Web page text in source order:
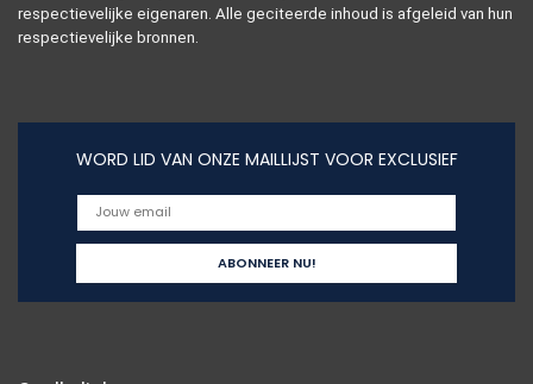
respectievelijke eigenaren. Alle geciteerde inhoud is afgeleid van hun
respectievelijke bronnen.
WORD LID VAN ONZE MAILLIJST VOOR EXCLUSIEF